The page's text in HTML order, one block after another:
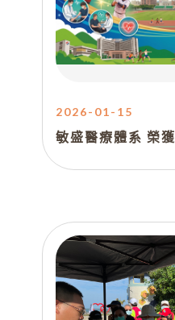
2026-01-15
敏盛醫療體系 榮